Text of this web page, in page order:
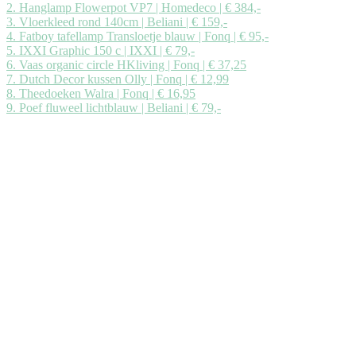
2. Hanglamp Flowerpot VP7 | Homedeco | € 384,-
3. Vloerkleed rond 140cm | Beliani | € 159,-
4. Fatboy tafellamp Transloetje blauw | Fonq | € 95,-
5. IXXI Graphic 150 c | IXXI | € 79,-
6. Vaas organic circle HKliving | Fonq | € 37,25
7. Dutch Decor kussen Olly | Fonq | € 12,99
8. Theedoeken Walra | Fonq | € 16,95
9. Poef fluweel lichtblauw | Beliani | € 79,-